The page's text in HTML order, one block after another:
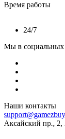
Время работы
24/7
Мы в социальных
Наши контакты
Аксайский пр., 2,